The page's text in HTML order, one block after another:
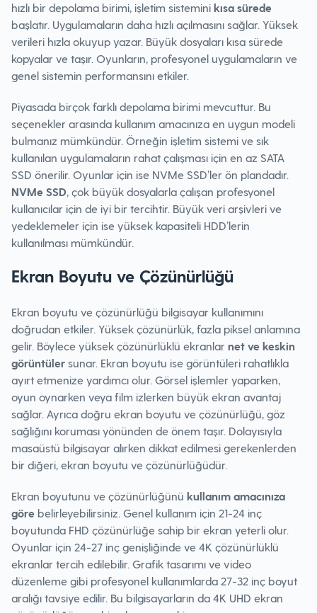
hızlı bir depolama birimi, işletim sistemini kısa sürede
başlatır. Uygulamaların daha hızlı açılmasını sağlar. Yüksek
verileri hızla okuyup yazar. Büyük dosyaları kısa sürede
kopyalar ve taşır. Oyunların, profesyonel uygulamaların ve
genel sistemin performansını etkiler.
Piyasada birçok farklı depolama birimi mevcuttur. Bu
seçenekler arasında kullanım amacınıza en uygun modeli
bulmanız mümkündür. Örneğin işletim sistemi ve sık
kullanılan uygulamaların rahat çalışması için en az SATA
SSD önerilir. Oyunlar için ise NVMe SSD’ler ön plandadır.
NVMe SSD, çok büyük dosyalarla çalışan profesyonel
kullanıcılar için de iyi bir tercihtir. Büyük veri arşivleri ve
yedeklemeler için ise yüksek kapasiteli HDD’lerin
kullanılması mümkündür.
Ekran Boyutu ve Çözünürlüğü
Ekran boyutu ve çözünürlüğü bilgisayar kullanımını
doğrudan etkiler. Yüksek çözünürlük, fazla piksel anlamına
gelir. Böylece yüksek çözünürlüklü ekranlar net ve keskin
görüntüler sunar. Ekran boyutu ise görüntüleri rahatlıkla
ayırt etmenize yardımcı olur. Görsel işlemler yaparken,
oyun oynarken veya film izlerken büyük ekran avantaj
sağlar. Ayrıca doğru ekran boyutu ve çözünürlüğü, göz
sağlığını koruması yönünden de önem taşır. Dolayısıyla
masaüstü bilgisayar alırken dikkat edilmesi gerekenlerden
bir diğeri, ekran boyutu ve çözünürlüğüdür.
Ekran boyutunu ve çözünürlüğünü kullanım amacınıza
göre belirleyebilirsiniz. Genel kullanım için 21-24 inç
boyutunda FHD çözünürlüğe sahip bir ekran yeterli olur.
Oyunlar için 24-27 inç genişliğinde ve 4K çözünürlüklü
ekranlar tercih edilebilir. Grafik tasarımı ve video
düzenleme gibi profesyonel kullanımlarda 27-32 inç boyut
aralığı tavsiye edilir. Bu bilgisayarların da 4K UHD ekran